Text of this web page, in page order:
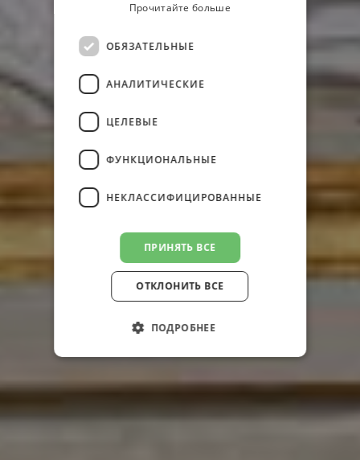
Прочитайте больше
ОБЯЗАТЕЛЬНЫЕ
АНАЛИТИЧЕСКИЕ
ЦЕЛЕВЫЕ
ФУНКЦИОНАЛЬНЫЕ
НЕКЛАССИФИЦИРОВАННЫЕ
ПРИНЯТЬ ВСЕ
ОТКЛОНИТЬ ВСЕ
ПОДРОБНЕЕ